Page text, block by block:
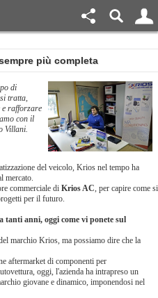
più completa
di
tratta,
e rafforzare
con il
Villani.
del veicolo, Krios nel tempo ha
mercato.
commerciale di Krios AC, per capire come si
per il futuro.
tanti anni, oggi come vi ponete sul
marchio Krios, ma possiamo dire che la
aftermarket di componenti per
oggi, l'azienda ha intrapreso un
giovane e dinamico, imponendosi nel